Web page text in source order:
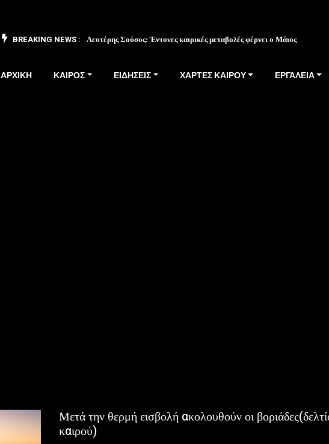
BREAKING NEWS : Λευτέρης Σούσος: Έντονες καιρικές μεταβολές φέρνει ο Μάιος
ΑΡΧΙΚΗ ΚΑΙΡΟΣ ΕΙΔΗΣΕΙΣ ΧΑΡΤΕΣ ΚΑΙΡΟΥ ΕΡΓΑΛΕΙΑ
Μετά την θερμή εισβολή ακολουθούν οι
καιρού)